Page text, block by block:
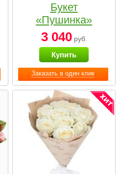
Заказать в один клик
Букет
«Пушинка»
3 040руб.
Купить